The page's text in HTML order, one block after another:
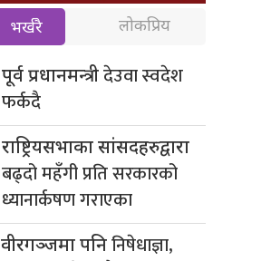
भर्खरै लोकप्रिय
पूर्व प्रधानमन्त्रीदेउवा स्वदेश
फर्कदै
राष्ट्रियसभाका सांसदहरुद्वारा
बढ्दो महँगी प्रति सरकारको
ध्यानार्कषण गराएका
वीरगञ्जमा पनिनिषेधाज्ञा,